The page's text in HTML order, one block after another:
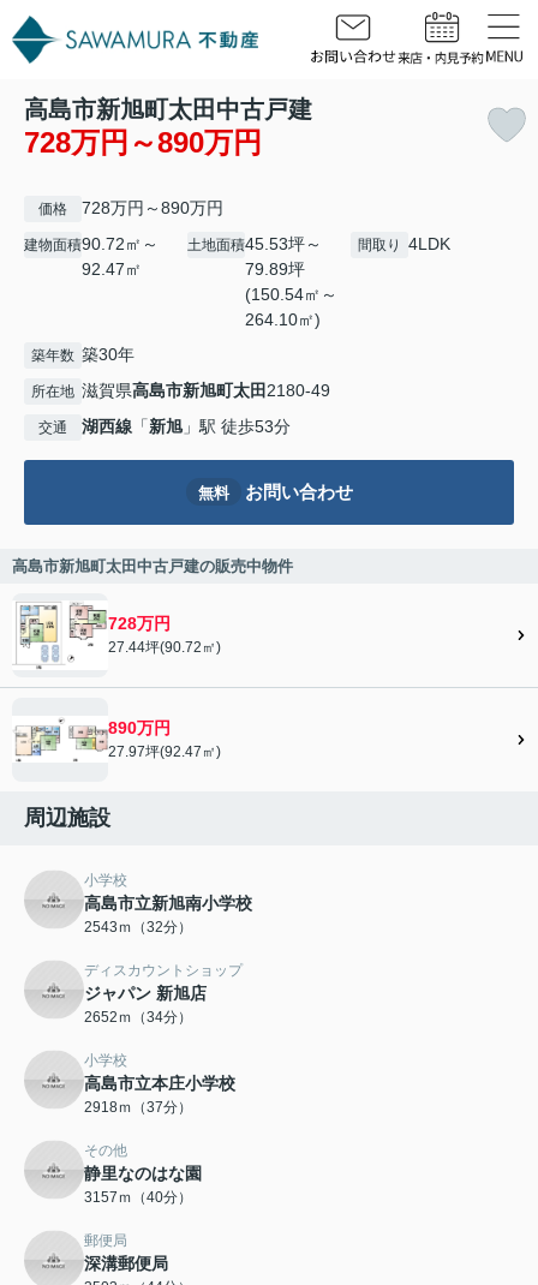
高島市新旭町太田中古戸建
728万円～890万円
価格 728万円～890万円
建物面積90.72㎡～
92.47㎡
土地面積45.53坪～
79.89坪
(150.54㎡～
264.10㎡)
間取り 4LDK
築年数 築30年
所在地 滋賀県高島市新旭町太田 2180-49
交通 湖西線 「新旭 」駅 徒歩53分
無料 お問い合わせ
高島市新旭町太田中古戸建の販売中物件
728万円
27.44坪(90.72㎡)
890万円
27.97坪(92.47㎡)
周辺施設
小学校
高島市立新旭南小学校
2543ｍ（32分）
ディスカウントショップ
ジャパン 新旭店
2652ｍ（34分）
小学校
高島市立本庄小学校
2918ｍ（37分）
その他
静里なのはな園
3157ｍ（40分）
郵便局
深溝郵便局